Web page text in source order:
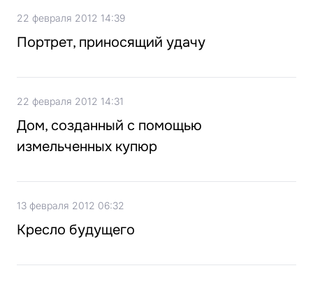
22 февраля 2012 14:39
Портрет, приносящий удачу
22 февраля 2012 14:31
Дом, созданный с помощью
измельченных купюр
13 февраля 2012 06:32
Кресло будущего